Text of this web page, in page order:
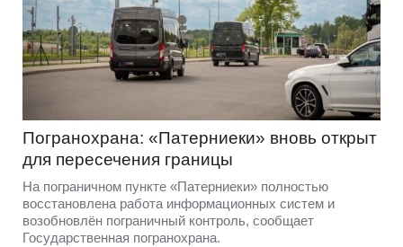
Погранохрана: «Патерниеки» вновь открыт
для пересечения границы
На пограничном пункте «Патерниеки» полностью
восстановлена работа информационных систем и
возобновлён пограничный контроль, сообщает
Государственная погранохрана.